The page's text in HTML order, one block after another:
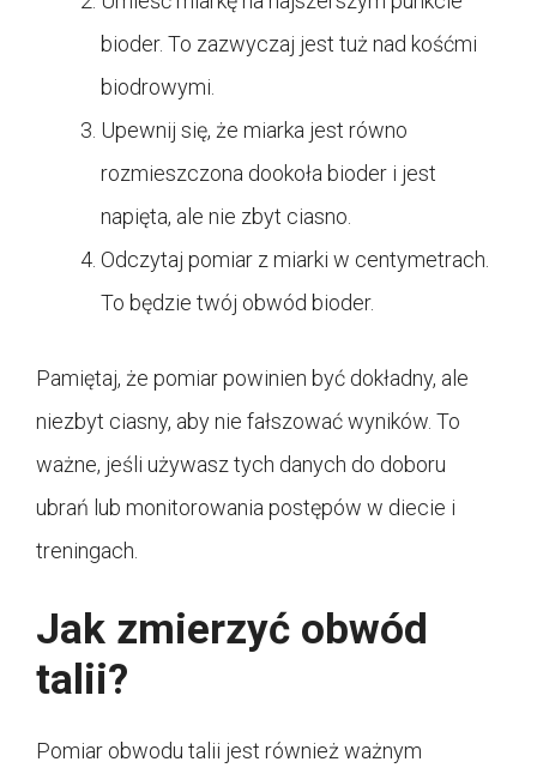
bioder. To zazwyczaj jest tuż nad kośćmi
biodrowymi.
Upewnij się, że miarka jest równo
rozmieszczona dookoła bioder i jest
napięta, ale nie zbyt ciasno.
Odczytaj pomiar z miarki w centymetrach.
To będzie twój obwód bioder.
Pamiętaj, że pomiar powinien być dokładny, ale
niezbyt ciasny, aby nie fałszować wyników. To
ważne, jeśli używasz tych danych do doboru
ubrań lub monitorowania postępów w diecie i
treningach.
Jak zmierzyć obwód
talii?
Pomiar obwodu talii jest również ważnym